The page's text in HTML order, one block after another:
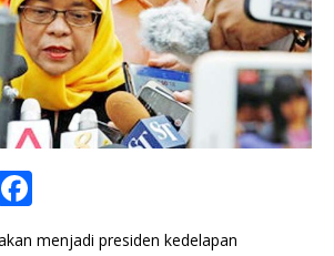
el
menjadi presiden kedelapan